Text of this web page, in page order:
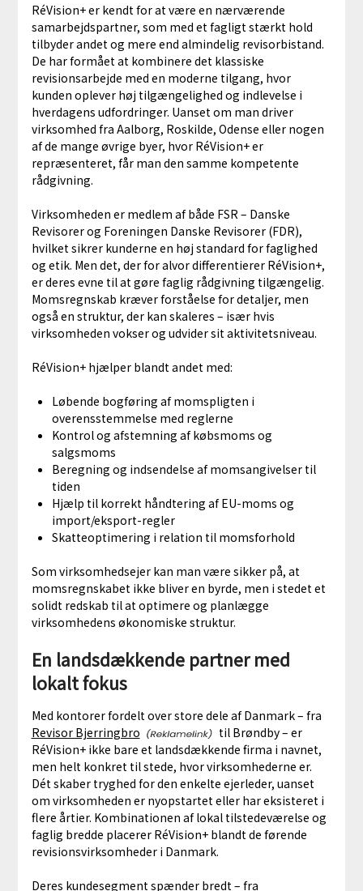
RéVision+ er kendt for at være en nærværende
samarbejdspartner, som med et fagligt stærkt hold
tilbyder andet og mere end almindelig revisorbistand.
De har formået at kombinere det klassiske
revisionsarbejde med en moderne tilgang, hvor
kunden oplever høj tilgængelighed og indlevelse i
hverdagens udfordringer. Uanset om man driver
virksomhed fra Aalborg, Roskilde, Odense eller nogen
af de mange øvrige byer, hvor RéVision+ er
repræsenteret, får man den samme kompetente
rådgivning.
Virksomheden er medlem af både FSR – Danske
Revisorer og Foreningen Danske Revisorer (FDR),
hvilket sikrer kunderne en høj standard for faglighed
og etik. Men det, der for alvor differentierer RéVision+,
er deres evne til at gøre faglig rådgivning tilgængelig.
Momsregnskab kræver forståelse for detaljer, men
også en struktur, der kan skaleres – især hvis
virksomheden vokser og udvider sit aktivitetsniveau.
RéVision+ hjælper blandt andet med:
Løbende bogføring af momspligten i
overensstemmelse med reglerne
Kontrol og afstemning af købsmoms og
salgsmoms
Beregning og indsendelse af momsangivelser til
tiden
Hjælp til korrekt håndtering af EU-moms og
import/eksport-regler
Skatteoptimering i relation til momsforhold
Som virksomhedsejer kan man være sikker på, at
momsregnskabet ikke bliver en byrde, men i stedet et
solidt redskab til at optimere og planlægge
virksomhedens økonomiske struktur.
En landsdækkende partner med
lokalt fokus
Med kontorer fordelt over store dele af Danmark – fra
Revisor Bjerringbro
til Brøndby – er
RéVision+ ikke bare et landsdækkende firma i navnet,
men helt konkret til stede, hvor virksomhederne er.
Dét skaber tryghed for den enkelte ejerleder, uanset
om virksomheden er nyopstartet eller har eksisteret i
flere årtier. Kombinationen af lokal tilstedeværelse og
faglig bredde placerer RéVision+ blandt de førende
revisionsvirksomheder i Danmark.
Deres kundesegment spænder bredt – fra